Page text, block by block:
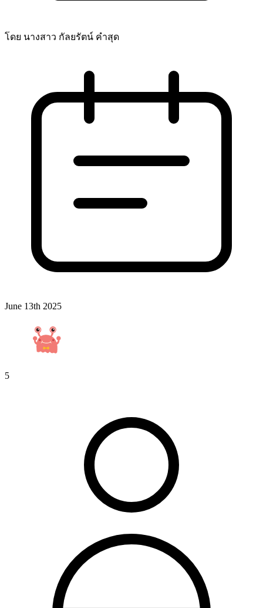
โดย นางสาว กัลยรัตน์ คำสุด
June 13th 2025
5